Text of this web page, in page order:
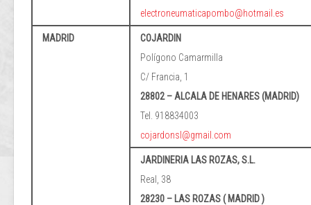
electroneumaticapombo@hotmail.es
MADRID
COJARDIN
Polígono Camarmilla
C/ Francia, 1
28802 – ALCALA DE HENARES (MADRID)
Tel. 918834003
cojardonsl@gmail.com
JARDINERIA LAS ROZAS, S.L.
Real, 38
28230 – LAS ROZAS ( MADRID )